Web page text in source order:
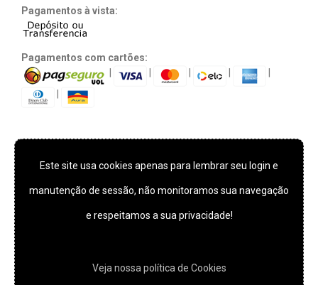
Pagamentos à vista:
Pagamentos com cartões:
TECNOLOGIA E SEGURANÇA
respeitamos a sua privacidade!
Este site usa cookies apenas para lembrar seu login e
manutenção de sessão, não monitoramos sua navegação
e respeitamos a sua privacidade!
Veja nossa polí­tica de Cookies